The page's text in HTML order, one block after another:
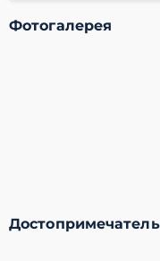
Фотогалерея